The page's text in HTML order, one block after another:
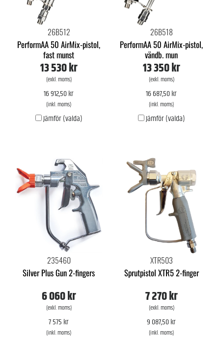
26B512
PerformAA 50 AirMix-pistol,
fast munst
13 530 kr
(exkl. moms)
16 912,50 kr
(inkl. moms)
Jämför (valda)
26B518
PerformAA 50 AirMix-pistol,
vändb. mun
13 350 kr
(exkl. moms)
16 687,50 kr
(inkl. moms)
Jämför (valda)
235460
Silver Plus Gun 2-fingers
6 060 kr
(exkl. moms)
7 575 kr
(inkl. moms)
XTR503
Sprutpistol XTR5 2-finger
7 270 kr
(exkl. moms)
9 087,50 kr
(inkl. moms)